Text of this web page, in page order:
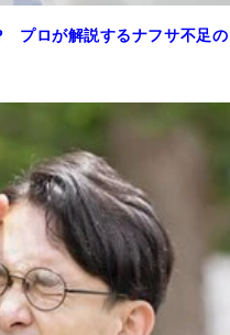
プロが解説するナフサ不足の